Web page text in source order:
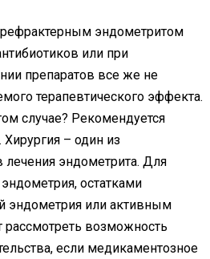
эндометритом
или при
препаратов все же не
терапевтического эффекта.
случае? Рекомендуется
Хирургия – один из
эндометрита. Для
остатками
эндометрия или активным
рассмотреть возможность
если медикаментозное